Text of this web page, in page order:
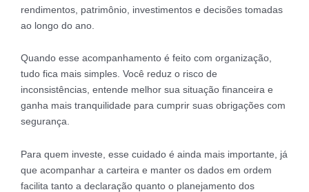
rendimentos, patrimônio, investimentos e decisões tomadas
ao longo do ano.
Quando esse acompanhamento é feito com organização,
tudo fica mais simples. Você reduz o risco de
inconsistências, entende melhor sua situação financeira e
ganha mais tranquilidade para cumprir suas obrigações com
segurança.
Para quem investe, esse cuidado é ainda mais importante, já
que acompanhar a carteira e manter os dados em ordem
facilita tanto a declaração quanto o planejamento dos